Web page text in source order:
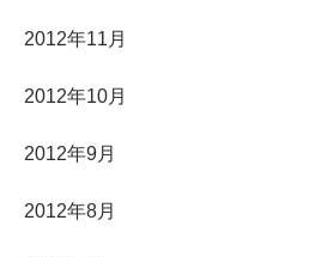
2012年11月
2012年10月
2012年9月
2012年8月